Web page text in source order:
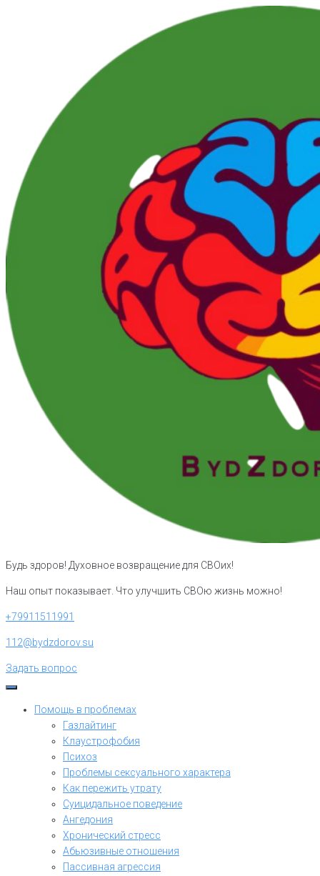
Будь здоров! Духовное возвращение для СВОих!
Наш опыт показывает. Что улучшить СВОю жизнь можно!
+79911511991
112@bydzdorov.su
Задать вопрос
Помощь в проблемах
Газлайтинг
Клаустрофобия
Психоз
Проблемы сексуального характера
Как пережить утрату
Суицидальное поведение
Ангедония
Хронический стресс
Абьюзивные отношения
Пассивная агрессия